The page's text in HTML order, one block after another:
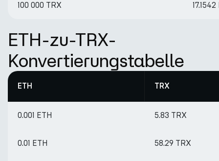
100 000 TRX
ETH-zu-TRX-
Konvertierungstabelle
ETH TRX
0.001 ETH 5.83 TRX
0.01 ETH 58.29 TRX